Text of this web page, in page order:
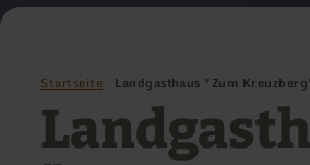
Startseite Landgasthaus "Zum